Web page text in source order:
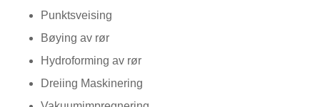
Punktsveising
Bøying av rør
Hydroforming av rør
Dreiing Maskinering